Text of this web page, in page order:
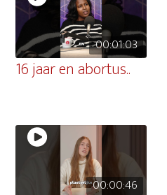
00:01:03
16 jaar en abortus..
00:00:46